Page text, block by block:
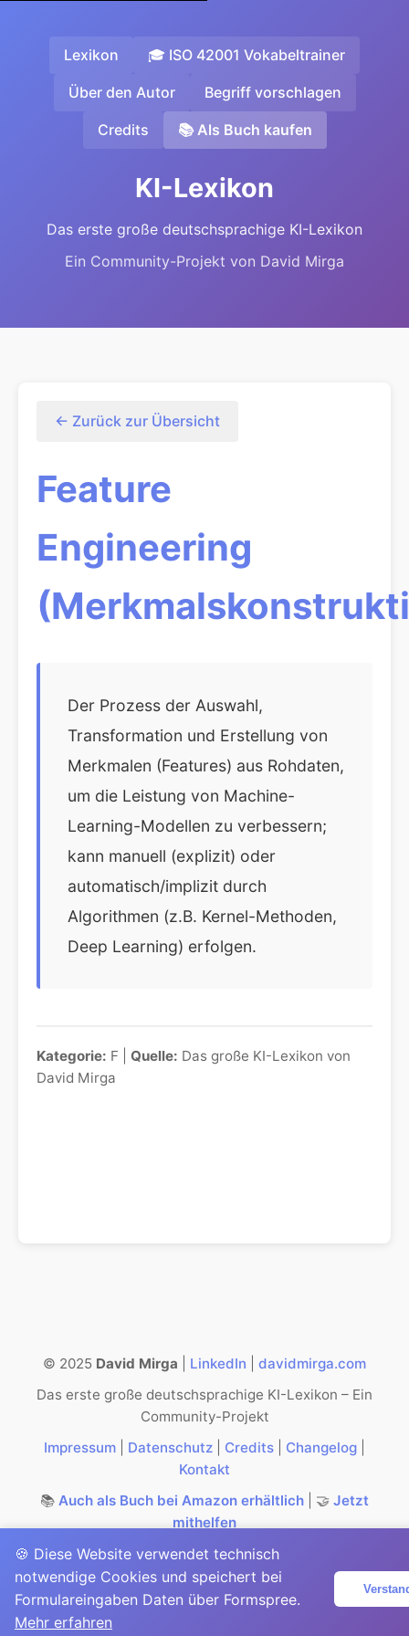
Lexikon 🎓 ISO 42001 Vokabeltrainer
Über den Autor Begriff vorschlagen
Credits 📚 Als Buch kaufen
KI-Lexikon
Das erste große deutschsprachige KI-Lexikon
Ein Community-Projekt von David Mirga
← Zurück zur Übersicht
Feature
Engineering
Der Prozess der Auswahl,
Transformation und Erstellung von
Merkmalen (Features) aus Rohdaten,
um die Leistung von Machine-
Learning-Modellen zu verbessern;
kann manuell (explizit) oder
automatisch/implizit durch
Algorithmen (z.B. Kernel-Methoden,
Deep Learning) erfolgen.
Kategorie: F | Quelle: Das große KI-Lexikon von
David Mirga
© 2025 David Mirga LinkedIn
davidmirga.com
Das erste große deutschsprachige KI-Lexikon – Ein
Community-Projekt
Impressum
Datenschutz Credits Changelog
Kontakt
📚 Auch als Buch bei Amazon erhältlich | 🤝 Jetzt
mithelfen
🍪 Diese Website verwendet technisch
notwendige Cookies und speichert bei
Formulareingaben Daten über Formspree.
Mehr erfahren